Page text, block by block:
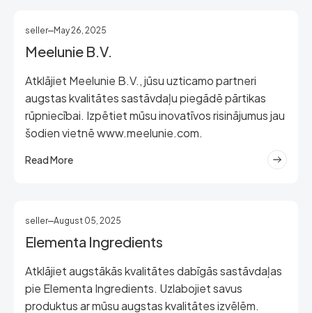
seller May 26, 2025
Meelunie B.V.
Atklājiet Meelunie B.V., jūsu uzticamo partneri
augstas kvalitātes sastāvdaļu piegādē pārtikas
rūpniecībai. Izpētiet mūsu inovatīvos risinājumus jau
šodien vietnē www.meelunie.com.
Read More
seller August 05, 2025
Elementa Ingredients
Atklājiet augstākās kvalitātes dabīgās sastāvdaļas
pie Elementa Ingredients. Uzlabojiet savus
produktus ar mūsu augstas kvalitātes izvēlēm.